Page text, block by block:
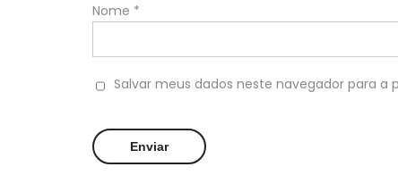
Nome *
Salvar meus dados neste navegador para a